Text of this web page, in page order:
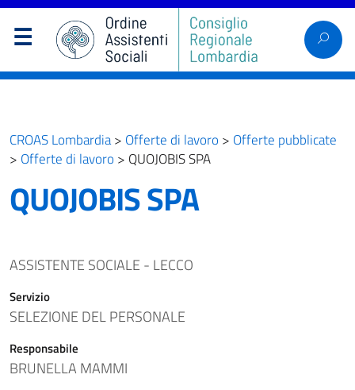
CROAS Lombardia> Offerte di lavoro > Offerte pubblicate
> Offerte di lavoro > QUOJOBIS SPA
QUOJOBIS SPA
ASSISTENTE SOCIALE - LECCO
Servizio
SELEZIONE DEL PERSONALE
Responsabile
BRUNELLA MAMMI